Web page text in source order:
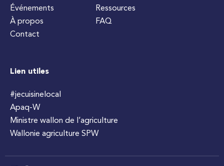
Événements
À propos
Contact
Ressources
FAQ
Lien utiles
#jecuisinelocal
Apaq-W
Ministre wallon de l’agriculture
Wallonie agriculture SPW